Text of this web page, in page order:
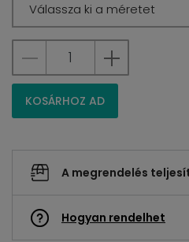
Válassza ki a méretet
KOSÁRHOZ AD
A megrendelés
Hogyan rendelhet